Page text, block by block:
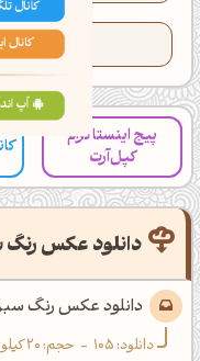
تعداد
پیج اینستاگرام
کپل‌آرت
دانلود عکس رنگ
دانلود عکس رنگ
دانلود:105
- حجم: 20 کیلوبایت
کانال ایــتا
اَپ